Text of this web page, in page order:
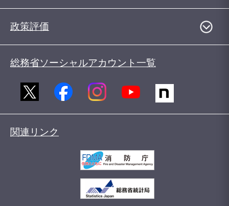
政策評価
総務省ソーシャルアカウント一覧
関連リンク